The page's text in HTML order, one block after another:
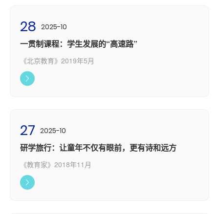
28 2025-10
一贯制课程：学生发展的“高速路”
《北京教育》2019年5月
27 2025-10
研学旅行：让童年不仅有眼前，更有诗和远方
《教育家》2018年11月